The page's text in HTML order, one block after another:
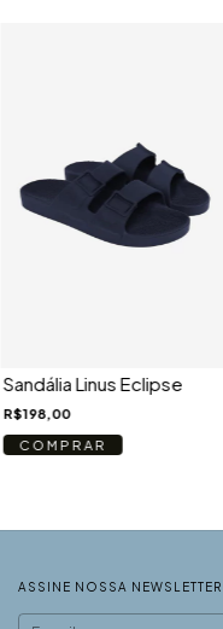
Sandália Linus Eclipse
R$198,00
COMPRAR
ASSINE NOSSA NEWSLETTER